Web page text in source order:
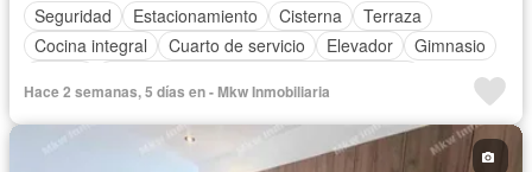
Seguridad
Estacionamiento Cisterna
Terraza
Cocina integral
Cuarto de servicio Elevador
Gimnasio
Cocina equipada
Sala polivalente
Aire acondicionado
Sin amueblar
Hace 2 semanas, 5 días en - Mkw Inmobiliaria